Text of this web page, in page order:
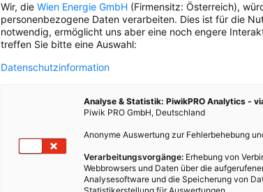
Wir, die Wien Energie GmbH (Firmensitz: Österreich),
personenbezogene Daten verarbeiten. Dies ist für die
notwendig, ermöglicht uns aber eine noch engere
treffen Sie bitte eine Auswahl:
Datenschutzinformation
Analyse & Statistik: PiwikPRO Analytics -
Piwik PRO GmbH, Deutschland
Anonyme Auswertung zur Fehlerbehebung
Verarbeitungsvorgänge: Erhebung von
Webbrowsers und Daten über die
Analysesoftware und die Speicherung von